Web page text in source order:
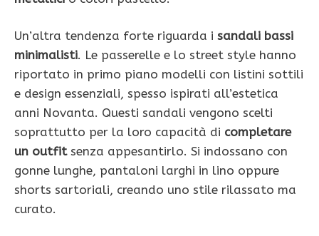
Un’altra tendenza forte riguarda i sandali bassi
minimalisti. Le passerelle e lo street style hanno
riportato in primo piano modelli con listini sottili
e design essenziali, spesso ispirati all’estetica
anni Novanta. Questi sandali vengono scelti
soprattutto per la loro capacità di completare
un outfitsenza appesantirlo. Si indossano con
gonne lunghe, pantaloni larghi in lino oppure
shorts sartoriali, creando uno stile rilassato ma
curato.